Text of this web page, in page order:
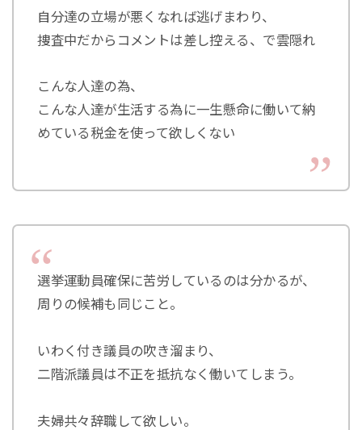
自分達の立場が悪くなれば逃げまわり、
捜査中だからコメントは差し控える、で雲隠れ
こんな人達の為、
こんな人達が生活する為に一生懸命に働いて納
めている税金を使って欲しくない
選挙運動員確保に苦労しているのは分かるが、
周りの候補も同じこと。
いわく付き議員の吹き溜まり、
二階派議員は不正を抵抗なく働いてしまう。
夫婦共々辞職して欲しい。